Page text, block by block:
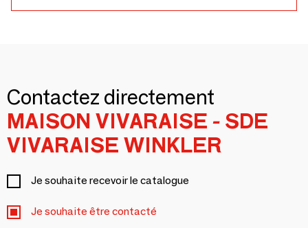
Contactez directement
MAISON VIVARAISE - SDE
VIVARAISE WINKLER
Je souhaite recevoir le catalogue
Je souhaite être contacté